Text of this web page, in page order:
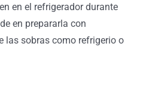
en el refrigerador durante
en prepararla con
las sobras como refrigerio o